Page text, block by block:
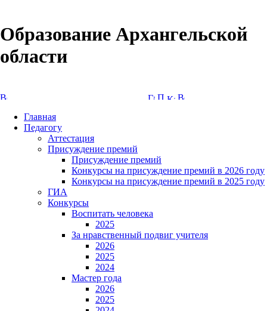
Образование Архангельской
области
Главная
Педагогу
Аттестация
Присуждение премий
Присуждение премий
Конкурсы на присуждение премий в 2026 году
Конкурсы на присуждение премий в 2025 году
ГИА
Конкурсы
Воспитать человека
2025
За нравственный подвиг учителя
2026
2025
2024
Мастер года
2026
2025